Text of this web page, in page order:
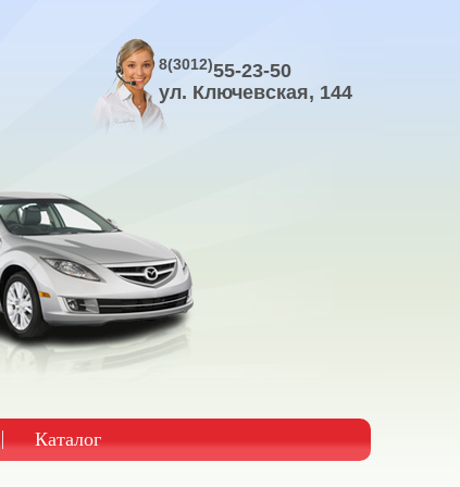
8(3012)55-23-50
ул. Ключевская, 144
Каталог